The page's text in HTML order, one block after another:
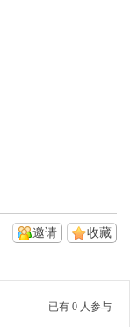
收藏
邀请
已有 0 人参与